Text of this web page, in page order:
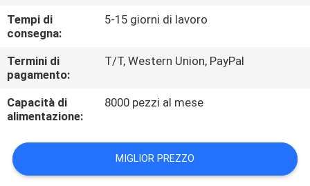
CONTROLLO
DI
QUALITÀ
CONTATTICI
NOTIZIE
Tempi di
consegna:
5-15 giorni di lavoro
Termini di
pagamento:
T/T, Western Union, PayPal
Capacità di
alimentazione:
8000 pezzi al mese
MIGLIOR PREZZO